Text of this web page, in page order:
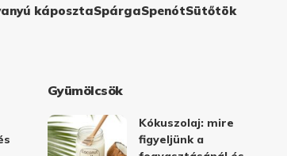
káposztaSpárgaSpenótSütőtök
Gyümölcsök
Kókuszolaj: mire
figyeljünk a